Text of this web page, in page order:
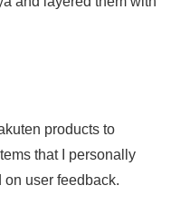
products to
that I personally
user feedback.